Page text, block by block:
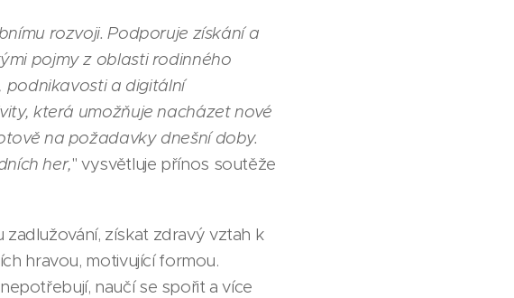
rozvoji. Podporuje získání a
pojmy z oblasti rodinného
podnikavosti a digitální
která umožňuje nacházet nové
na požadavky dnešní doby.
her," vysvětluje přínos soutěže
získat zdravý vztah k
hravou, motivující formou.
naučí se spořit a více